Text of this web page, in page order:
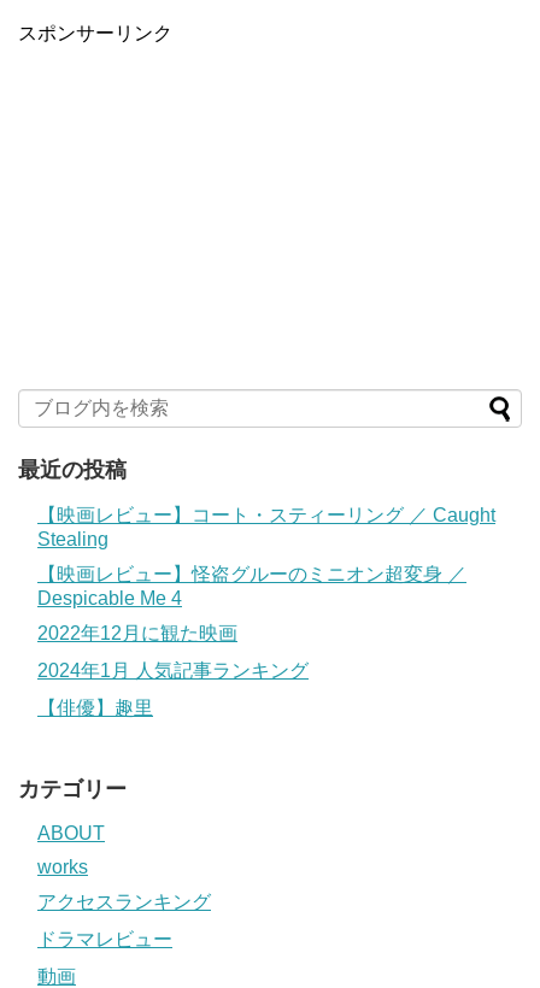
スポンサーリンク
最近の投稿
【映画レビュー】コート・スティーリング ／ Caught
Stealing
【映画レビュー】怪盗グルーのミニオン超変身 ／
Despicable Me 4
2022年12月に観た映画
2024年1月 人気記事ランキング
【俳優】趣里
カテゴリー
ABOUT
works
アクセスランキング
ドラマレビュー
動画